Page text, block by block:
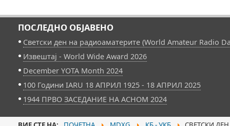
ПОСЛЕДНО ОБЈАВЕНО
Светски ден на радиоаматерите (World Amateur Radio
Извештај - World Wide Award 2026
December YOTA Month 2024
100 Години IARU 18 АПРИЛ 1925 - 18 АПРИЛ 2025
1944 ПРВО ЗАСЕДАНИЕ НА АСНОМ 2024